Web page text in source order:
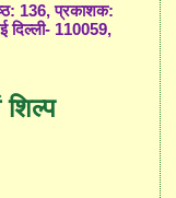
136, प्रकाशक:
दिल्ली- 110059,